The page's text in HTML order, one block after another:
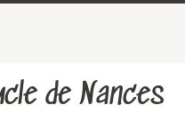
de Nances